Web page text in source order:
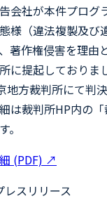
会社が本件プログ
様（違法複製及び
著作権侵害を理由
に提起しておりま
地方裁判所にて判
は裁判所HP内の
。
(PDF) ↗
レスリリース